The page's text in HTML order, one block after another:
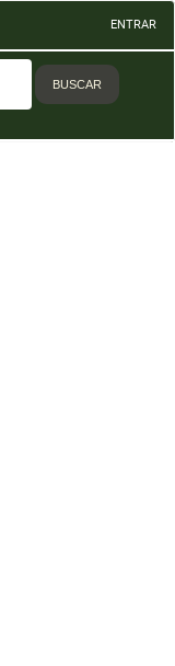
ENTRAR
BUSCAR